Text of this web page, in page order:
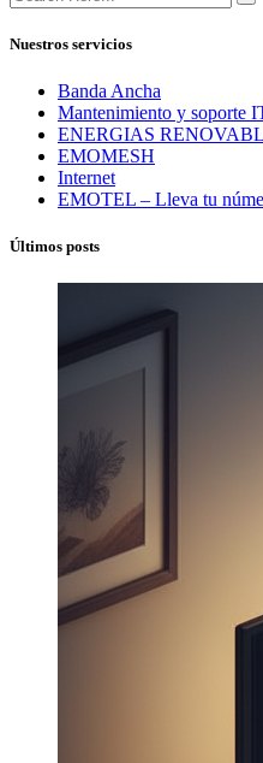
Nuestros servicios
Banda Ancha
Mantenimiento y soporte
ENERGIAS
EMOMESH
Internet
EMOTEL – Lleva tu
Últimos posts